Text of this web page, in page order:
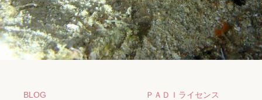
BLOG ＰＡＤＩライセンス